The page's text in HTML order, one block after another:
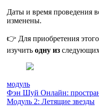
Даты и время проведения
изменены.
👉 Для приобретения
изучить одну из
модуль
Фэн Шуй Онлайн:
Модуль 2: Летящие звезды